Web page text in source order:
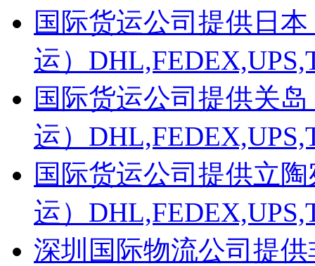
国际货运公司提供日
运）
国际货运公司提供关
运）
国际货运公司提供立
运）
深圳国际物流公司提